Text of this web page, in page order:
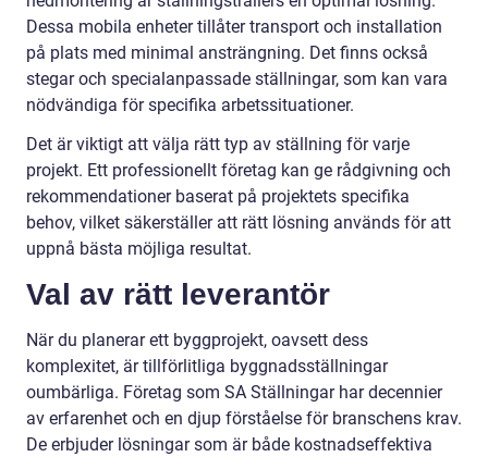
Dessa mobila enheter tillåter transport och installation
på plats med minimal ansträngning. Det finns också
stegar och specialanpassade ställningar, som kan vara
nödvändiga för specifika arbetssituationer.
Det är viktigt att välja rätt typ av ställning för varje
projekt. Ett professionellt företag kan ge rådgivning och
rekommendationer baserat på projektets specifika
behov, vilket säkerställer att rätt lösning används för att
uppnå bästa möjliga resultat.
Val av rätt leverantör
När du planerar ett byggprojekt, oavsett dess
komplexitet, är tillförlitliga byggnadsställningar
oumbärliga. Företag som SA Ställningar har decennier
av erfarenhet och en djup förståelse för branschens krav.
De erbjuder lösningar som är både kostnadseffektiva